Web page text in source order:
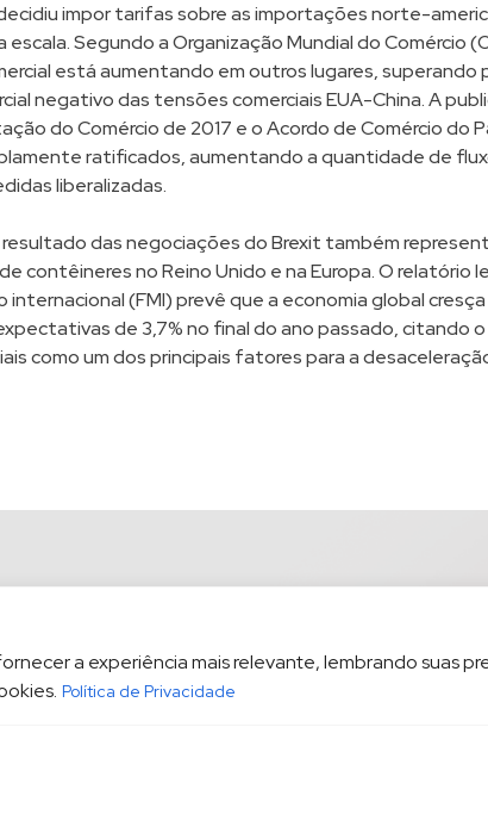
a experiência mais relevante, lembrando suas
Política de Privacidade
impor tarifas sobre as importações norte-
Segundo a Organização Mundial do Comércio
está aumentando em outros lugares, superando
negativo das tensões comerciais EUA-China. A
do Comércio de 2017 e o Acordo de Comércio do
ratificados, aumentando a quantidade de
liberalizadas.
resultado das negociações do Brexit também
contêineres no Reino Unido e na Europa. O relatório
internacional (FMI) prevê que a economia global cresça
de 3,7% no final do ano passado, citando
como um dos principais fatores para a